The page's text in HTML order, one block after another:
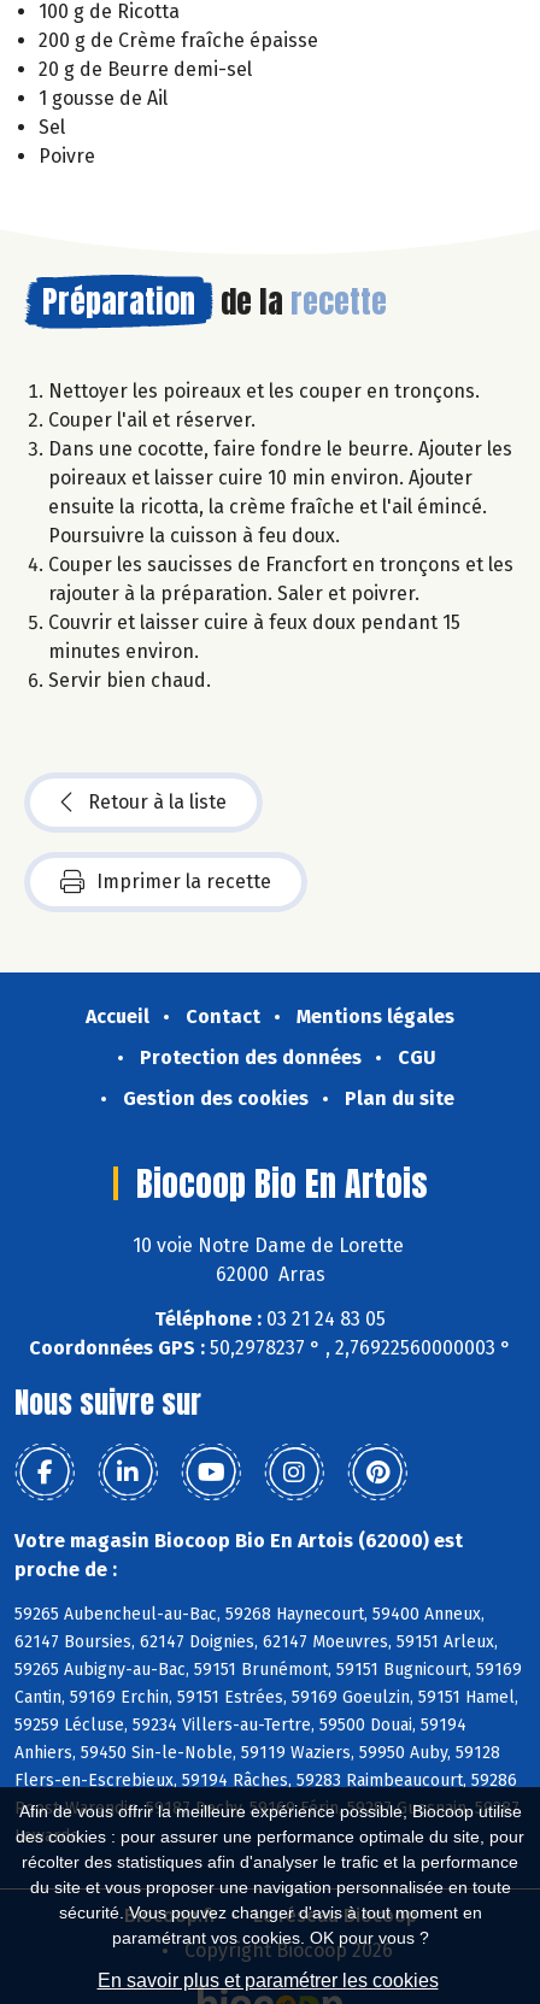
Afin de vous offrir la meilleure expérience possible, Biocoop utilise
des cookies : pour assurer une performance optimale du site, pour
récolter des statistiques afin d'analyser le trafic et la performance
du site et vous proposer une navigation personnalisée en toute
sécurité. Vous pouvez changer d'avis à tout moment en
paramétrant vos cookies. OK pour vous ?
En savoir plus et paramétrer les cookies
100 g de Ricotta
200 g de Crème fraîche épaisse
20 g de Beurre demi-sel
1 gousse de Ail
Sel
Poivre
Préparation de la recette
Nettoyer les poireaux et les couper en tronçons.
Couper l'ail et réserver.
Dans une cocotte, faire fondre le beurre. Ajouter les
poireaux et laisser cuire 10 min environ. Ajouter
ensuite la ricotta, la crème fraîche et l'ail émincé.
Poursuivre la cuisson à feu doux.
Couper les saucisses de Francfort en tronçons et les
rajouter à la préparation. Saler et poivrer.
Couvrir et laisser cuire à feux doux pendant 15
minutes environ.
Servir bien chaud.
Retour à la liste
Imprimer la recette
Accueil Contact
Mentions légales
Protection des données
CGU
Gestion des cookies
Plan du site
Biocoop Bio En Artois
10 voie Notre Dame de Lorette
62000 Arras
Téléphone : 03 21 24 83 05
Coordonnées GPS : 50,2978237 ° , 2,76922560000003 °
Nous suivre sur
Votre magasin Biocoop Bio En Artois (62000) est
proche de :
59265 Aubencheul-au-Bac, 59268 Haynecourt, 59400 Anneux,
62147 Boursies, 62147 Doignies, 62147 Moeuvres, 59151 Arleux,
59265 Aubigny-au-Bac, 59151 Brunémont, 59151 Bugnicourt, 59169
Cantin, 59169 Erchin, 59151 Estrées, 59169 Goeulzin, 59151 Hamel,
59259 Lécluse, 59234 Villers-au-Tertre, 59500 Douai, 59194
Anhiers, 59450 Sin-le-Noble, 59119 Waziers, 59950 Auby, 59128
Flers-en-Escrebieux, 59194 Râches, 59283 Raimbeaucourt, 59286
Roost-Warendin, 59187 Dechy, 59169 Férin, 59287 Guesnain, 59287
Lewarde
Biocoop.fr
Le réseau Biocoop
Copyright Biocoop 2026